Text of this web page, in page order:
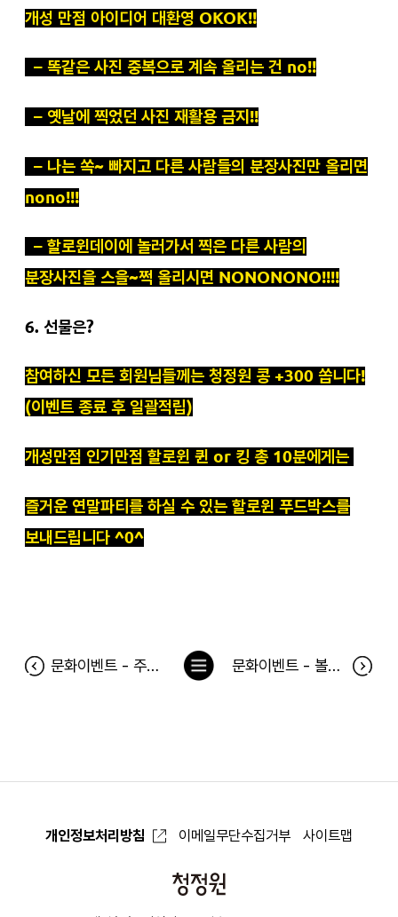
개성 만점 아이디어 대환영 OKOK!!
– 똑같은 사진 중복으로 계속 올리는 건 no!!
– 옛날에 찍었던 사진 재활용 금지!!
– 나는 쏙~ 빠지고 다른 사람들의 분장사진만 올리면
nono!!!
– 할로윈데이에 놀러가서 찍은 다른 사람의
분장사진을 스을~쩍 올리시면 NONONONO!!!!
6. 선물은?
참여하신 모든 회원님들께는 청정원 콩 +300 쏩니다!
(이벤트 종료 후 일괄적립)
개성만점 인기만점 할로윈 퀸 or 킹 총 10분에게는
즐거운 연말파티를 하실 수 있는 할로윈 푸드박스를
보내드립니다 ^0^
문화이벤트 - 주크박스극 한번더해요 공연 당첨자 문화이벤트 - 볼베어파크_웅진플레이도시 당첨자
목
록
개인정보처리방침 이메일무단수집거부 사이트맵
청